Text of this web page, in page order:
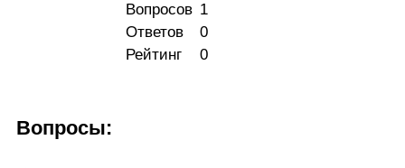
Вопросов 1
Ответов
0
Рейтинг
0
Вопросы: